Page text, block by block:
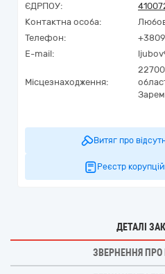
ЄДРПОУ:
Контактна особа:
Телефон:
E-mail:
Місцезнаходження:
Витяг про
Реєстр
ДЕТАЛІ
ЗВЕРНЕННЯ